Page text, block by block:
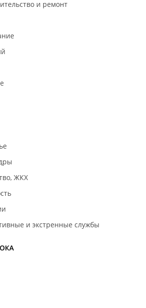
и ремонт
ЖКХ
и экстренные службы